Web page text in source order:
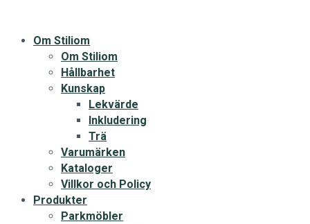
Om Stiliom
Om Stiliom
Hållbarhet
Kunskap
Lekvärde
Inkludering
Trä
Varumärken
Kataloger
Villkor och Policy
Produkter
Parkmöbler